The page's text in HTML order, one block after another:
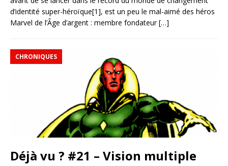
d’identité super-héroïque[1], est un peu le mal-aimé des héros
Marvel de l’Âge d’argent : membre fondateur[…]
CHRONIQUES
Déjà vu ? #21 – Vision multiple